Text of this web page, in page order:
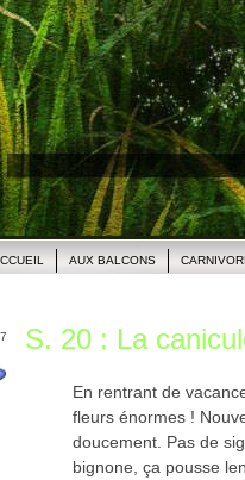
AUX BALCONS
S. 20 : La
En rentrant de
fleurs énormes !
doucement. Pas de
bignone, ça pousse